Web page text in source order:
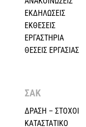
ΕΚΔΗΛΩΣΕΙΣ
ΕΚΘΕΣΕΙΣ
ΕΡΓΑΣΤΗΡΙΑ
ΘΕΣΕΙΣ ΕΡΓΑΣΙΑΣ
ΣΑΚ
ΔΡΑΣΗ – ΣΤΟΧΟΙ
ΚΑΤΑΣΤΑΤΙΚΟ